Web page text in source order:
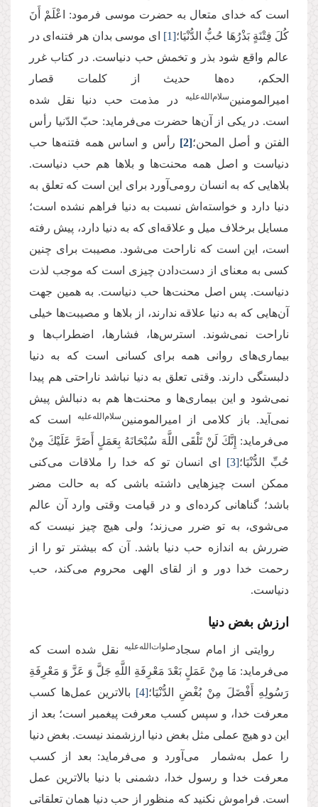
است که خدای متعال به حضرت موسی فرمود: اعْلَمْ أَنَ‏
كُلَ‏ فِتْنَةٍ بَذْرُهَا حُبُّ الدُّنْیَا؛[1] ای موسی بدان هر فتنه‌ای در
عالم واقع شود بذر و تخمش حب دنیاست. در کتاب غرر
الحکم، ده‌ها حدیث از کلمات قصار
امیرالمومنین‌‌سلام‌الله‌علیه
در مذمت حب دنیا نقل شده
است. در یکی از آن‌‌‌ها حضرت می‌فرماید: حبّ‏ الدّنیا رأس‏
الفتن‏ و أصل المحن؛[2] رأس و اساس همه فتنه‌ها حب
دنیاست و اصل همه محنت‌ها و بلاها هم حب دنیاست.
بلاهایی که به انسان رومی‌آورد برای این است که تعلق به
دنیا دارد و خواسته‌اش نسبت به دنیا فراهم نشده است؛
مسایل برخلاف میل و علاقه‌ای که به دنیا دارد، پیش رفته
است، این است که ناراحت می‌شود. مصیبت برای چنین
کسی به معنای از دست‌دادن چیزی است که موجب لذت
دنیاست. پس اصل محنت‌ها حب دنیاست. به همین جهت
آن‌هایی که به دنیا علاقه ندارند، از بلاها و مصیبت‌ها خیلی
ناراحت نمی‌شوند. استرس‌ها، فشارها، اضطراب‌ها و
بیماری‌های روانی همه برای کسانی است که به دنیا
دلبستگی دارند. وقتی تعلق به دنیا نباشد ناراحتی هم پیدا
نمی‌شود و این‌ بیماری‌ها و محنت‌ها هم به دنبالش پیش
نمی‌آید. باز کلامی از امیرالمومنین‌سلام‌الله‌‌علیه
است که
می‌فرماید: إِنَّكَ لَنْ تَلْقَى اللَّهَ سُبْحَانَهُ‏ بِعَمَلٍ‏ أَضَرَّ عَلَیْكَ مِنْ
حُبِّ الدُّنْیَا؛[3] ای انسان تو که خدا را ملاقات می‌کنی
ممکن است چیزهایی داشته باشی که به حالت مضر
باشد؛ گناهانی کرده‌ای و در قیامت وقتی وارد آن عالم
می‌شوی، به تو ضرر می‌زند؛ ولی هیچ چیز نیست که
ضررش به اندازه حب دنیا باشد. آن که بیشتر تو را از
رحمت خدا دور و از لقای الهی محروم می‌کند، حب
دنیاست.
ارزش بغض دنیا
روایتی از امام سجادصلوات‌الله‌علیه
نقل شده است که
می‌فرماید: مَا مِنْ‏ عَمَلٍ‏ بَعْدَ مَعْرِفَةِ اللَّهِ جَلَّ وَ عَزَّ وَ مَعْرِفَةِ
رَسُولِهِ أَفْضَلَ مِنْ بُغْضِ الدُّنْیَا؛[4] بالاترین عمل‌ها کسب
معرفت خدا، و سپس کسب معرفت پیغمبر است؛ بعد از
این دو هیچ عملی مثل بغض دنیا ارزشمند نیست. بغض دنیا
را عمل به‌شمار می‌آورد و می‌فرماید: بعد از کسب
معرفت خدا و رسول خدا، دشمنی با دنیا بالاترین عمل
است. فراموش نکنید که منظور از حب دنیا همان تعلقاتی